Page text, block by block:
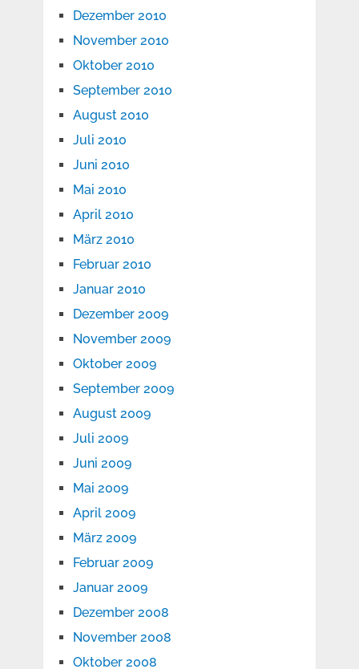
Dezember 2010
November 2010
Oktober 2010
September 2010
August 2010
Juli 2010
Juni 2010
Mai 2010
April 2010
März 2010
Februar 2010
Januar 2010
Dezember 2009
November 2009
Oktober 2009
September 2009
August 2009
Juli 2009
Juni 2009
Mai 2009
April 2009
März 2009
Februar 2009
Januar 2009
Dezember 2008
November 2008
Oktober 2008